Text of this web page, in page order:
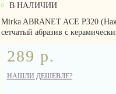
В НАЛИЧИИ
Mirka ABRANET ACE P320
сетчатый абразив с
289 р.
НАШЛИ ДЕШЕВЛЕ?